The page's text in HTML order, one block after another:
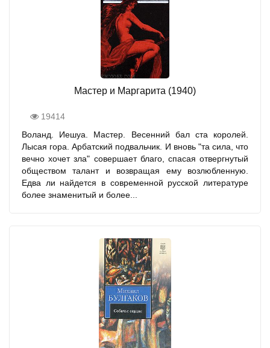
Мастер и Маргарита (1940)
19414
Воланд. Иешуа. Мастер. Весенний бал ста королей.
Лысая гора. Арбатский подвальчик. И вновь "та сила, что
вечно хочет зла" совершает благо, спасая отвергнутый
обществом талант и возвращая ему возлюбленную.
Едва ли найдется в современной русской литературе
более знаменитый и более...